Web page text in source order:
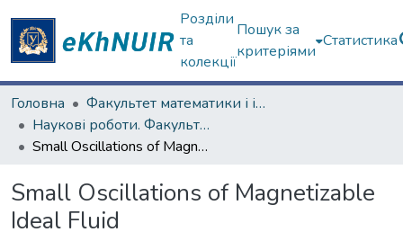
Розділи
та
колекції
Пошук за
критеріями
Статистика
Головна
Факультет математики і інформатики
Наукові роботи. Факультет математики і інформатики
Small Oscillations of Magnetizable Ideal Fluid
Small Oscillations of Magnetizable
Ideal Fluid